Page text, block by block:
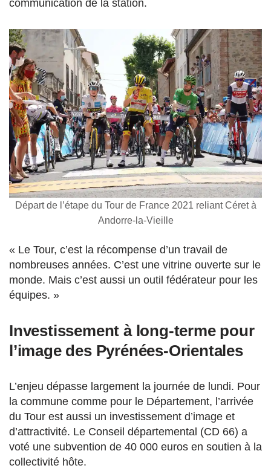
communication de la station.
Départ de l’étape du Tour de France 2021 reliant Céret à
Andorre-la-Vieille
« Le Tour, c’est la récompense d’un travail de
nombreuses années. C’est une vitrine ouverte sur le
monde. Mais c’est aussi un outil fédérateur pour les
équipes. »
Investissement à long-terme pour
l’image des Pyrénées-Orientales
L’enjeu dépasse largement la journée de lundi. Pour
la commune comme pour le Département, l’arrivée
du Tour est aussi un investissement d’image et
d’attractivité. Le Conseil départemental (CD 66) a
voté une subvention de 40 000 euros en soutien à la
collectivité hôte.